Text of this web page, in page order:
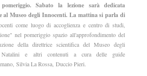
Sabato la lezione sarà dedicata
al Museo degli Innocenti. La mattina si parla di
come luogo di accoglienza e centro di studi,
nel pomeriggio spazio all'approfondimento del
della direttrice scientifica del Museo degli
Natalini e altri contenuti a cura delle guide
Silvia La Rossa, Duccio Pieri.